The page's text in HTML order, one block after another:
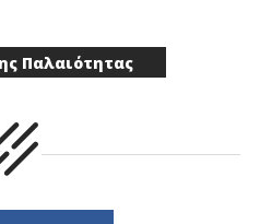
Παλαιότητας